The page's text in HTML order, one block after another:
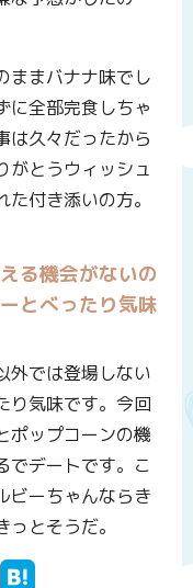
ままバナナ味でし
に全部完食しちゃ
は久々だったから
がとうウィッシュ
付き添いの方。
る機会がないの
とべったり気味
外では登場しない
り気味です。今回
ポップコーンの機
でデートです。こ
ビーちゃんならき
とそうだ。